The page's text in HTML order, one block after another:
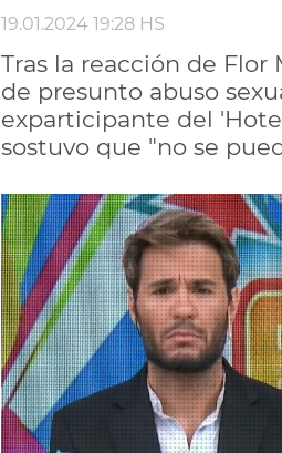
19.01.2024 19:28 HS
Tras la reacción de
de presunto abuso
exparticipante del
sostuvo que "no se